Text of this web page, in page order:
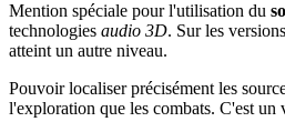
Mention spéciale pour l'utilisation du
technologies audio 3D. Sur les
atteint un autre niveau.
Pouvoir localiser précisément les
l'exploration que les combats. C'est un